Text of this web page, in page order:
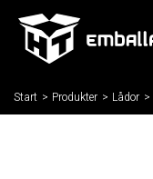
Start / Produkter / Lådor /